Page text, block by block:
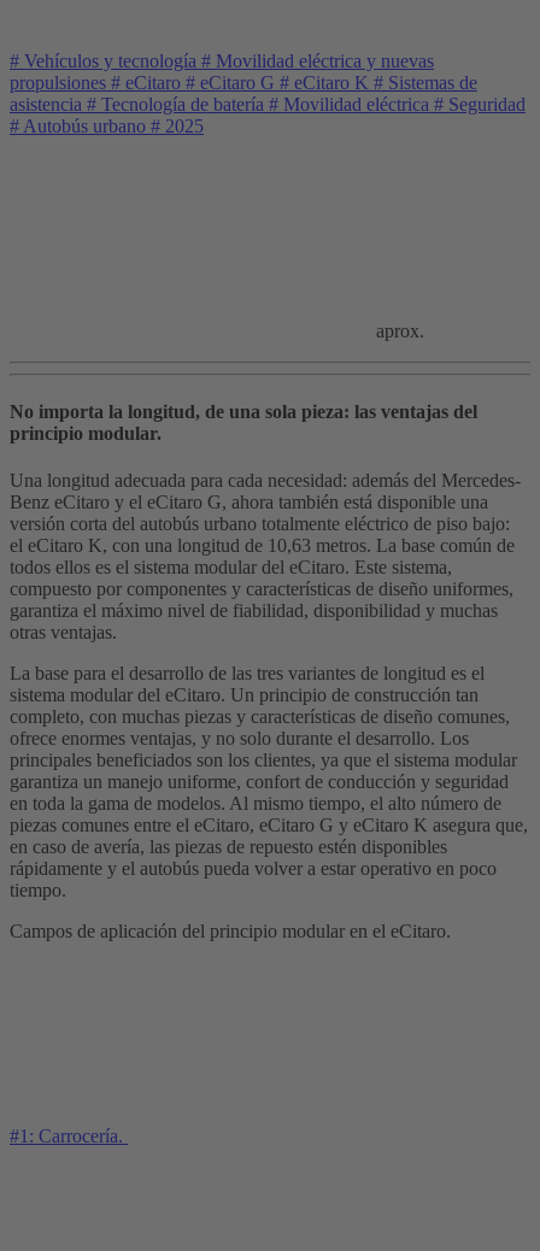
# Vehículos y tecnología # Movilidad eléctrica y nuevas
propulsiones # eCitaro # eCitaro G # eCitaro K # Sistemas de
asistencia # Tecnología de batería # Movilidad eléctrica # Seguridad
# Autobús urbano # 2025
aprox.
No importa la longitud, de una sola pieza: las ventajas del
principio modular.
Una longitud adecuada para cada necesidad: además del Mercedes-
Benz eCitaro y el eCitaro G, ahora también está disponible una
versión corta del autobús urbano totalmente eléctrico de piso bajo:
el eCitaro K, con una longitud de 10,63 metros. La base común de
todos ellos es el sistema modular del eCitaro. Este sistema,
compuesto por componentes y características de diseño uniformes,
garantiza el máximo nivel de fiabilidad, disponibilidad y muchas
otras ventajas.
La base para el desarrollo de las tres variantes de longitud es el
sistema modular del eCitaro. Un principio de construcción tan
completo, con muchas piezas y características de diseño comunes,
ofrece enormes ventajas, y no solo durante el desarrollo. Los
principales beneficiados son los clientes, ya que el sistema modular
garantiza un manejo uniforme, confort de conducción y seguridad
en toda la gama de modelos. Al mismo tiempo, el alto número de
piezas comunes entre el eCitaro, eCitaro G y eCitaro K asegura que,
en caso de avería, las piezas de repuesto estén disponibles
rápidamente y el autobús pueda volver a estar operativo en poco
tiempo.
Campos de aplicación del principio modular en el eCitaro.
#1: Carrocería.